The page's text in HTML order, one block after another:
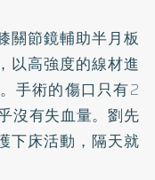
關節鏡輔助半月板
以高強度的線材進
手術的傷口只有2
沒有失血量。劉先
下床活動，隔天就